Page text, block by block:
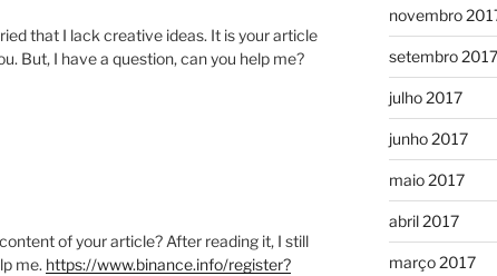
that I lack creative ideas. It is your article
But, I have a question, can you help me?
of your article? After reading it, I still
me. https://www.binance.info/register?
novembro
setembro 2017
julho 2017
junho 2017
maio 2017
abril 2017
março 2017